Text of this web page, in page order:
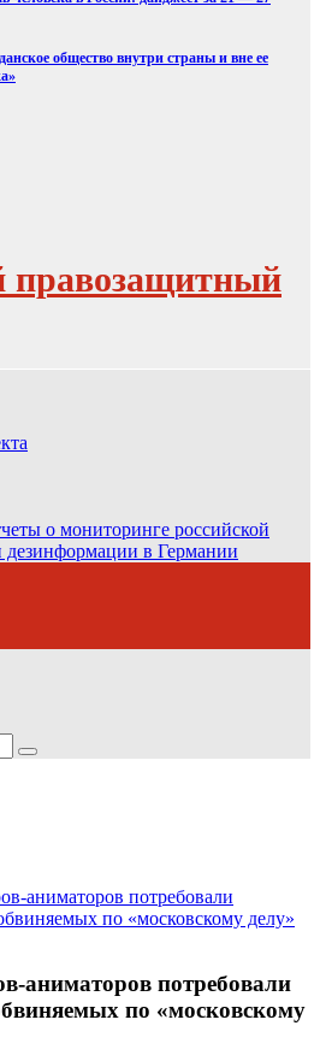
общество внутри страны и вне ее
правозащитный
о мониторинге российской
дезинформации в Германии
потребовали
по «московскому делу»
потребовали
по «московскому